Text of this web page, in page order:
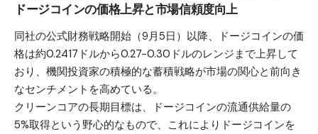
ドージコインの価格上昇と市場信頼度向上
同社の公式財務戦略開始（9月5日）以降、ドージコインの価
格は約0.2417ドルから0.27-0.30ドルのレンジまで上昇して
おり、機関投資家の積極的な蓄積戦略が市場の関心と前向き
なセンチメントを高めている。
クリーンコアの長期目標は、ドージコインの流通供給量の
5%取得という野心的なもので、これによりドージコインを